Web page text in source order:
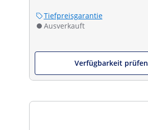
Tiefpreisgarantie
Ausverkauft
Verfügbarkeit prüfen